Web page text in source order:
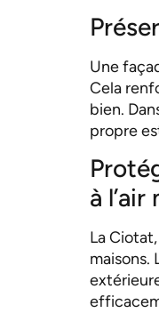
Une
Cela
bien.
propre
à
La
maisons.